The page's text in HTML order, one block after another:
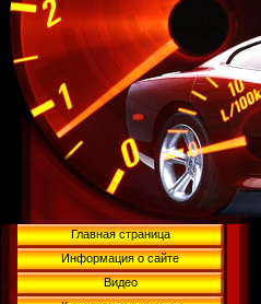
Главная страница
Информация о сайте
Видео